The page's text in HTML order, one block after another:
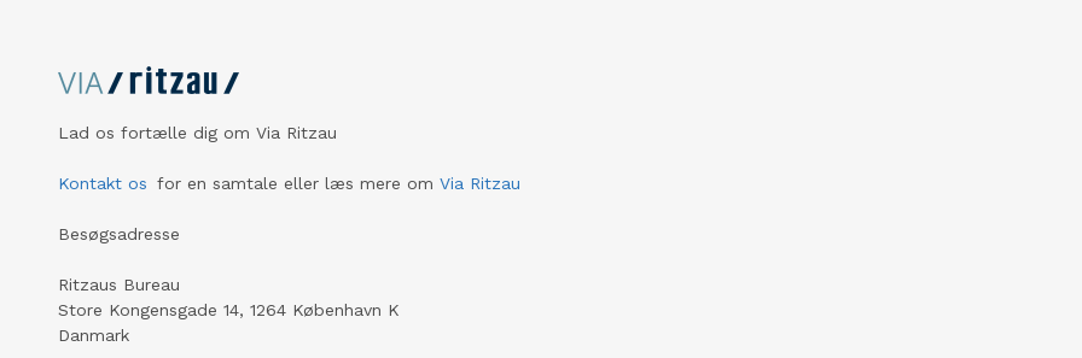
Lad os fortælle dig om Via Ritzau
Kontakt os for en samtale eller læs mere om Via Ritzau
Besøgsadresse
Ritzaus Bureau
Store Kongensgade 14, 1264 København K
Danmark